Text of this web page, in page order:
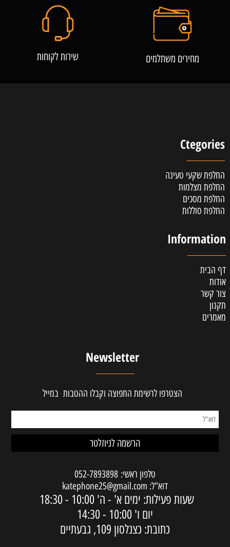
מחירים משתלמים שירות לקוחות
Ctegories
החלפת שקעי טעינה
החלפת מצלמות
החלפת מסכים
החלפת סוללות
Information
דף הבית
אודות
צור קשר
תקנון
מאמרים
Newsletter
הצטרפו לרשימת התפוצה וקבלו ההטבות במייל
טלפון ראשי: 052-7893898
דוא"ל: katephone25@gmail.com
שעות פעילות: ימים א' - ה' 10:00 - 18:30
יום ו' 10:00 - 14:30
כתובת: כצנלסון 109, גבעתיים